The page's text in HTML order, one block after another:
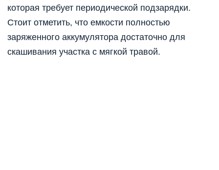
которая требует периодической подзарядки.
Стоит отметить, что емкости полностью
заряженного аккумулятора достаточно для
скашивания участка с мягкой травой.